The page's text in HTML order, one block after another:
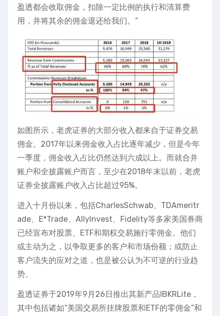
盈透都会收取佣金，扣除一定比例的执行和清算费
用，并将其余的佣金退还给我们。”
如图所示，老虎证券的大部分收入都来自于证券交易
佣金。2017年以来佣金收入占比逐年减少，但是今年
一季度，佣金收入占比仍然达到六成以上。而就合并
账户和全披露账户而言，至少在2018年末以前，老虎
证券全披露账户收入占比超过95%。
进入十月份以来，包括CharlesSchwab、TDAmeritr
ade、E*Trade、AllyInvest、Fidelity等多家美国券商
已经宣布对股票、ETF和期权交易施行零佣金。他们
或主动为之，以争取更多的客户和市场份额；或防止
客户流失的应对之道，也是被公认为不可逆的行业趋
势。
盈透证券于2019年9月26日推出其新产品IBKRLite，
其中包括诸如“美国交易所挂牌股票和ETF的零佣金”和